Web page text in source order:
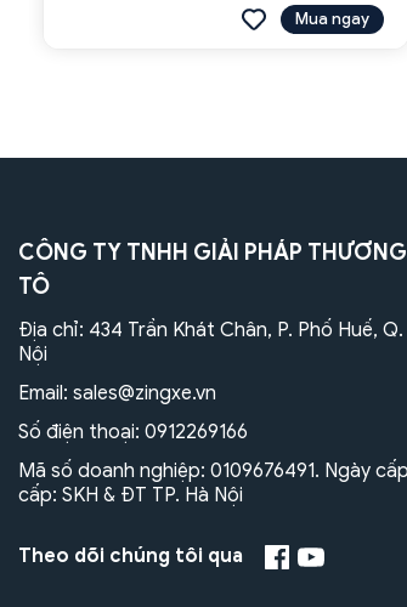
Mua ngay
CÔNG TY TNHH GIẢI PHÁP
TÔ
Địa chỉ: 434 Trần Khát Chân, P. Phố Huế,
Nội
Email: sales@zingxe.vn
Số điện thoại: 0912269166
Mã số doanh nghiệp: 0109676491. Ngày
cấp: SKH & ĐT TP. Hà Nội
Theo dõi chúng tôi qua